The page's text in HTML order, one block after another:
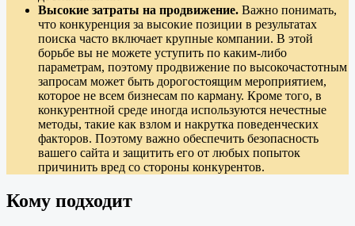
Высокие затраты на продвижение. Важно понимать,
что конкуренция за высокие позиции в результатах
поиска часто включает крупные компании. В этой
борьбе вы не можете уступить по каким-либо
параметрам, поэтому продвижение по высокочастотным
запросам может быть дорогостоящим мероприятием,
которое не всем бизнесам по карману. Кроме того, в
конкурентной среде иногда используются нечестные
методы, такие как взлом и накрутка поведенческих
факторов. Поэтому важно обеспечить безопасность
вашего сайта и защитить его от любых попыток
причинить вред со стороны конкурентов.
Кому подходит